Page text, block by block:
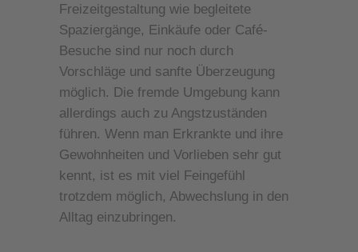
Freizeitgestaltung wie begleitete
Spaziergänge, Einkäufe oder Café-
Besuche sind nur noch durch
Vorschläge und sanfte Überzeugung
möglich. Die fremde Umgebung kann
allerdings auch zu Angstzuständen
führen. Wenn man Erkrankte und ihre
Gewohnheiten und Vorlieben sehr gut
kennt, ist es mit viel Feingefühl
trotzdem möglich, Abwechslung in den
Alltag einzubringen.